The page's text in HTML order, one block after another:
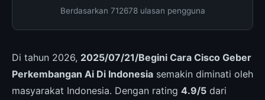
Berdasarkan 712678 ulasan pengguna
Di tahun 2026, 2025/07/21/Begini Cara Cisco Geber
Perkembangan Ai Di Indonesia semakin diminati oleh
masyarakat Indonesia. Dengan rating 4.9/5 dari